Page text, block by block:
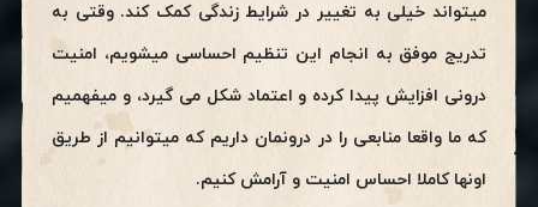
میتواند خیلی به تغییر در شرایط زندگی کمک کند. وقتی به
تدریج موفق به انجام این تنظیم احساسی میشویم، امنیت
درونی افزایش پیدا کرده و اعتماد شکل می گیرد، و میفهمیم
که ما واقعا منابعی را در درونمان داریم که میتوانیم از طریق
اونها کاملا احساس امنیت و آرامش کنیم.